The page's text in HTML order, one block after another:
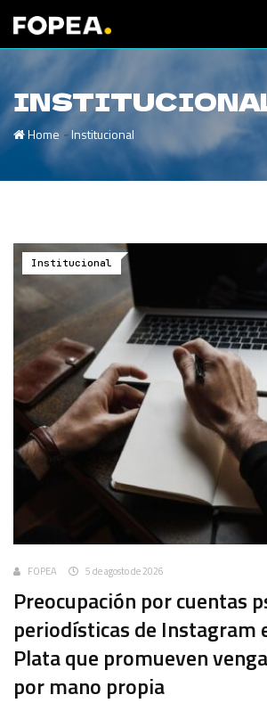
Home -Institucional
Institucional
FOPEA 5 de agosto de 2026
Preocupación por cuentas
periodísticas de Instagram
Plata que promueven
por mano propia